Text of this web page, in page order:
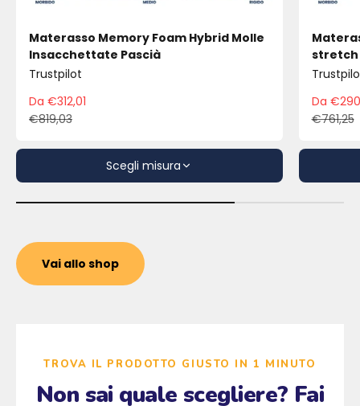
Materasso Memory Foam Hybrid Molle
Insacchettate Pascià
Trustpilot
Prezzo scontato
Da €312,01
Prezzo
€819,03
Scegli misura
stretch
Da
€761,25
Vai allo shop
TROVA IL PRODOTTO GIUSTO IN 1 MINUTO
Non sai quale scegliere? Fai